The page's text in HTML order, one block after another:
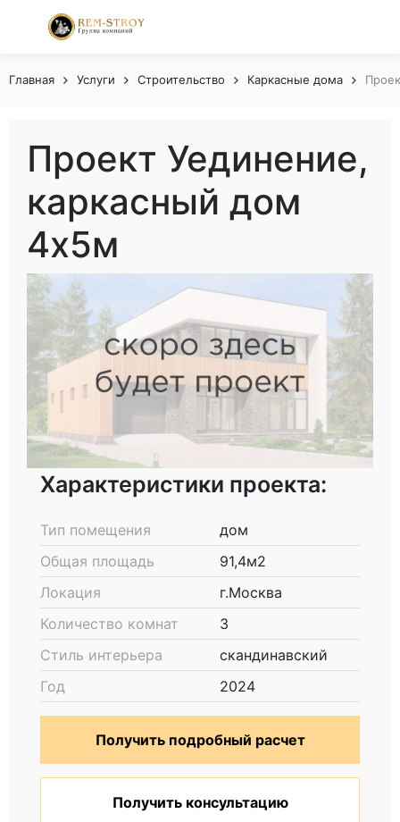
Главная Услуги Строительство Каркасные дома
Проект Уединение,
каркасный дом
4x5м
Характеристики проекта:
Тип помещения
дом
Общая площадь
91,4м2
Локация
г.Москва
Количество комнат
3
Стиль интерьера
скандинавский
Год
2024
Получить подробный расчет
Получить консультацию